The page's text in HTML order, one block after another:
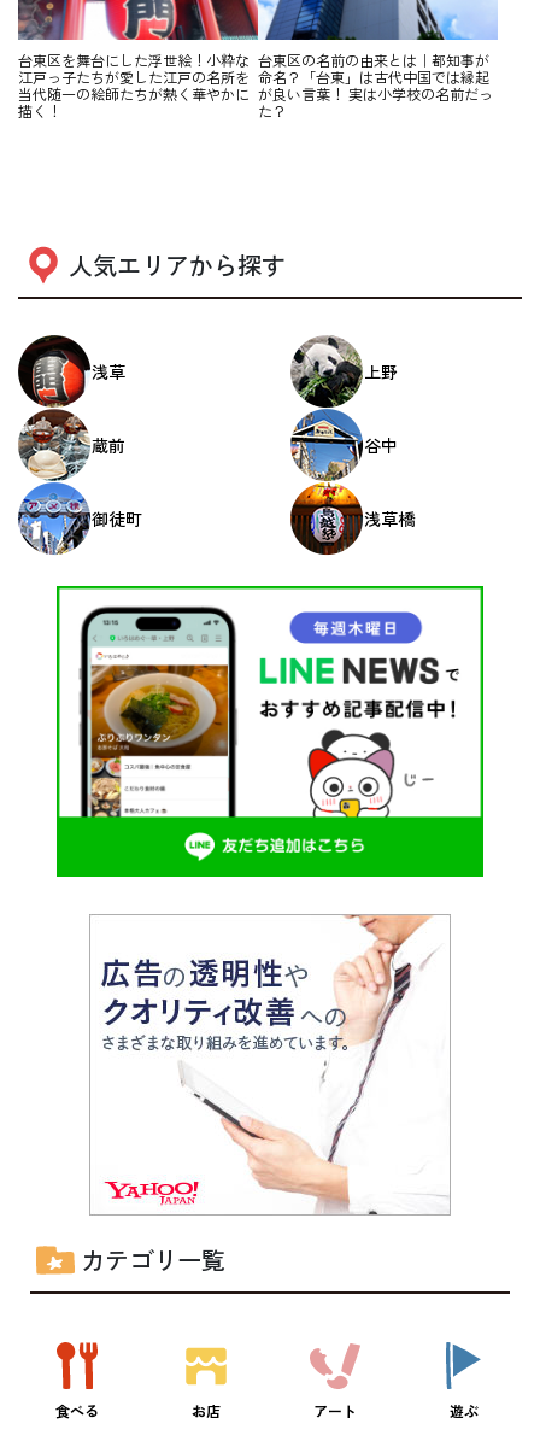
台東区を舞台にした浮世絵！小粋な
江戸っ子たちが愛した江戸の名所を
当代随一の絵師たちが熱く華やかに
描く！
台東区の名前の由来とは｜都知事が
命名？「台東」は古代中国では縁起
が良い言葉！ 実は小学校の名前だっ
た？
人気エリアから探す
浅草 上野
蔵前 谷中
御徒町 浅草橋
カテゴリ一覧
食べる お店 アート 遊ぶ